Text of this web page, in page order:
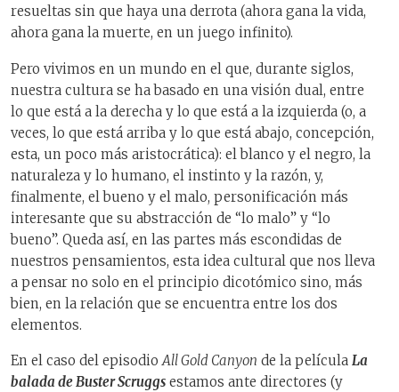
resueltas sin que haya una derrota (ahora gana la vida,
ahora gana la muerte, en un juego infinito).
Pero vivimos en un mundo en el que, durante siglos,
nuestra cultura se ha basado en una visión dual, entre
lo que está a la derecha y lo que está a la izquierda (o, a
veces, lo que está arriba y lo que está abajo, concepción,
esta, un poco más aristocrática): el blanco y el negro, la
naturaleza y lo humano, el instinto y la razón, y,
finalmente, el bueno y el malo, personificación más
interesante que su abstracción de “lo malo” y “lo
bueno”. Queda así, en las partes más escondidas de
nuestros pensamientos, esta idea cultural que nos lleva
a pensar no solo en el principio dicotómico sino, más
bien, en la relación que se encuentra entre los dos
elementos.
En el caso del episodioAll Gold Canyon de la película La
balada de Buster Scruggs estamos ante directores (y